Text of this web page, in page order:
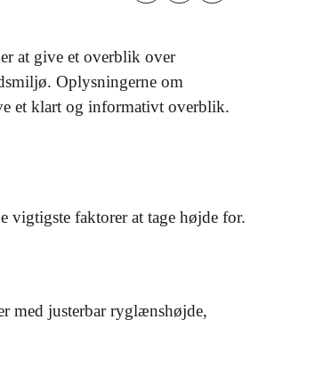
at give et overblik over
Oplysningerne om
et klart og informativt overblik.
vigtigste faktorer at tage højde for.
med justerbar ryglænshøjde,